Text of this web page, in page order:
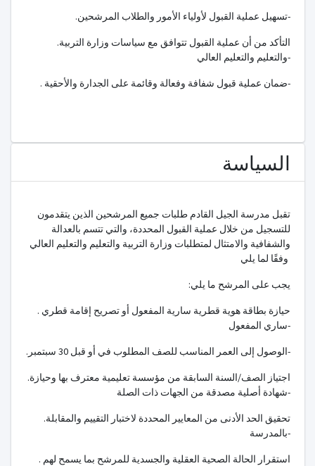
.تسهيل عملية القبول لأولياء الأمور والطلاب المرشحين-
.التأكد من أن عملية القبول تتوافق مع سياسات وزارة التربية
والتعليم والتعليم العالي-
. ضمان عملية قبول شفافة وفعالة وقائمة على الجدارة والأحقية-
السياسة
تقبل مدرسة الجيل القادم طلبات جميع المرشحين الذين يتقدمون
للتسجيل من خلال عملية القبول المحددة، والتي تتسم بالعدالة
والشفافية والامتثال لمتطلبات وزارة التربية والتعليم والتعليم العالي
:يجب على المرشح ما يلي
. حيازة بطاقة هوية قطرية سارية المفعول أو تصريح إقامة قطري
ساري المفعول-
.الوصول إلى العمر المناسب للصف المطلوب في أو قبل 30 سبتمبر-
.اجتياز الصف/السنة السابقة من مؤسسة تعليمية معترف بها وحيازة
شهادة أصلية مصدقة من الجهات ذات الصلة-
.تحقيق الحد الأدنى من المعايير المحددة لاختبار التقييم والمقابلة
بالمدرسة-
. استقرار الحالة الصحية العقلية والجسدية للمرشح بما يسمح لهم